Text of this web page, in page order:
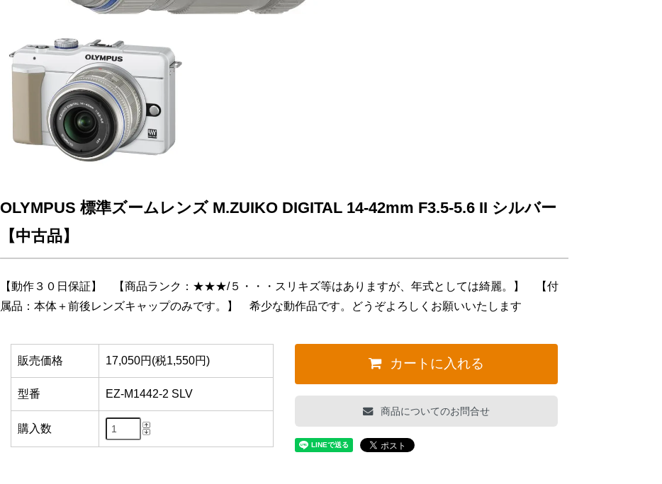
OLYMPUS 標準ズームレンズ M.ZUIKO DIGITAL 14-42mm F3.5-5.6 II シルバー
【中古品】
【動作３０日保証】 【商品ランク：★★★/５・・・スリキズ等はありますが、年式としては綺麗。】 【付
属品：本体＋前後レンズキャップのみです。】 希少な動作品です。どうぞよろしくお願いいたします
販売価格 17,050円(税1,550円)
型番 EZ-M1442-2 SLV
購入数
カートに入れる
商品についてのお問合せ